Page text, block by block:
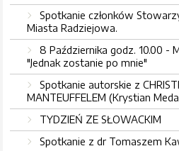
Spotkanie członków
Miasta Radziejowa.
8 Października godz. 10.00 -
"Jednak zostanie po mnie"
Spotkanie autorskie z
MANTEUFFELEM (Krystian
TYDZIEŃ ZE SŁOWACKIM
Spotkanie z dr Tomaszem